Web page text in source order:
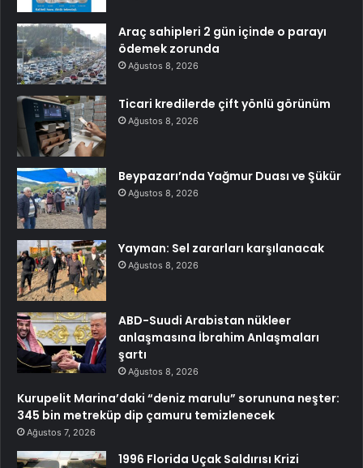
Araç sahipleri 2 gün içinde o parayı
ödemek zorunda
Ağustos 8, 2026
Ticari kredilerde çift yönlü görünüm
Ağustos 8, 2026
Beypazarı’nda Yağmur Duası ve Şükür
Ağustos 8, 2026
Yayman: Sel zararları karşılanacak
Ağustos 8, 2026
ABD-Suudi Arabistan nükleer
anlaşmasına İbrahim Anlaşmaları
şartı
Ağustos 8, 2026
Kurupelit Marina’daki “deniz marulu” sorununa neşter:
345 bin metreküp dip çamuru temizlenecek
Ağustos 7, 2026
1996 Florida Uçak Saldırısı Krizi